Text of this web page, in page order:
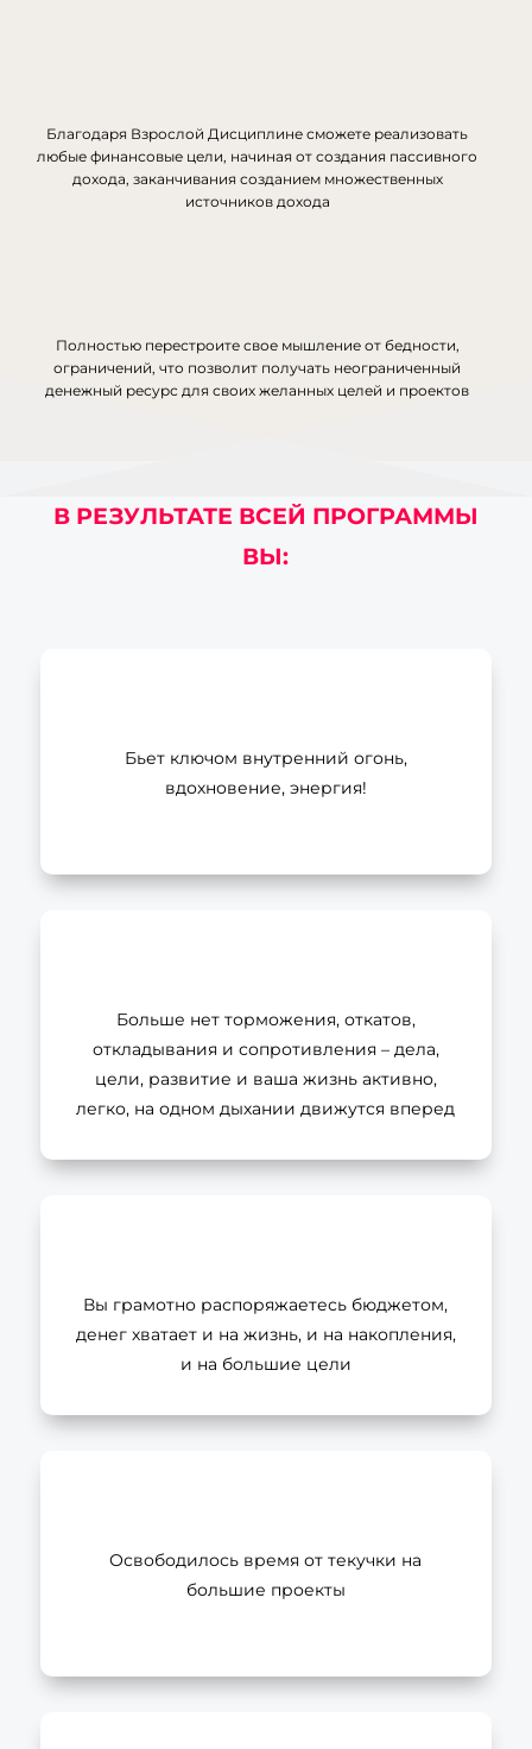
Благодаря Взрослой Дисциплине сможете реализовать
любые финансовые цели, начиная от создания пассивного
дохода, заканчивания созданием множественных
источников дохода
Полностью перестроите свое мышление от бедности,
ограничений, что позволит получать неограниченный
денежный ресурс для своих желанных целей и проектов
В РЕЗУЛЬТАТЕ ВСЕЙ ПРОГРАММЫ
ВЫ:
Бьет ключом внутренний огонь,
вдохновение, энергия!
Больше нет торможения, откатов,
откладывания и сопротивления – дела,
цели, развитие и ваша жизнь активно,
легко, на одном дыхании движутся вперед
Вы грамотно распоряжаетесь бюджетом,
денег хватает и на жизнь, и на накопления,
и на большие цели
Освободилось время от текучки на
большие проекты